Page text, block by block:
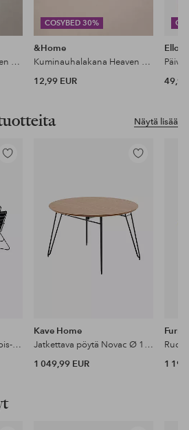
Kuminauhalakana Heaven puuvillaa
COSYBED 30%
&Home
Kuminauhalakana Heaven puuvillaa
12,99 EUR
Ellos
49,99
Näytä lisää
Lisää
Mexico ruokapöytä ja Bois-tuoli
Lisää
Kave Home
Jatkettava pöytä Novac Ø 120 (200)
1 049,99 EUR
1